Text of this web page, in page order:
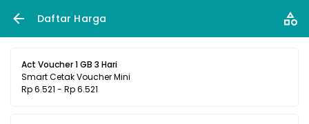
Daftar Harga
Act Voucher 1 GB 3 Hari
Smart Cetak Voucher Mini
Rp 6.521 - Rp 6.521